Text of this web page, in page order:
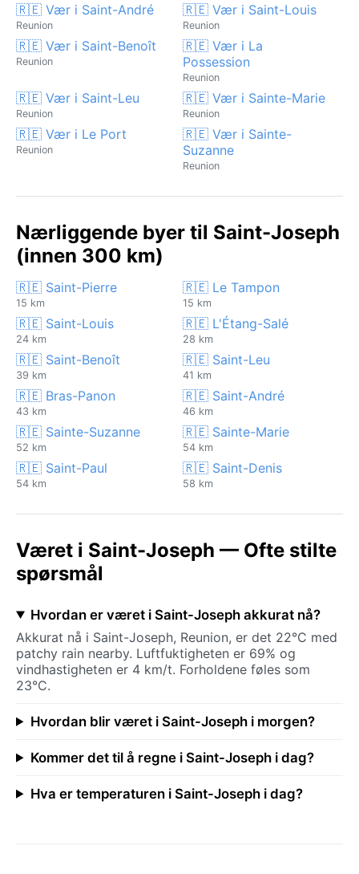
🇷🇪 Vær i Saint-André
Reunion
🇷🇪 Vær i Saint-Louis
Reunion
🇷🇪 Vær i Saint-Benoît
Reunion
🇷🇪 Vær i La
Possession
Reunion
🇷🇪 Vær i Saint-Leu
Reunion
🇷🇪 Vær i Sainte-Marie
Reunion
🇷🇪 Vær i Le Port
Reunion
🇷🇪 Vær i Sainte-
Suzanne
Reunion
Nærliggende byer til Saint-Joseph
(innen 300 km)
🇷🇪 Saint-Pierre
15 km
🇷🇪 Le Tampon
15 km
🇷🇪 Saint-Louis
24 km
🇷🇪 L'Étang-Salé
28 km
🇷🇪 Saint-Benoît
39 km
🇷🇪 Saint-Leu
41 km
🇷🇪 Bras-Panon
43 km
🇷🇪 Saint-André
46 km
🇷🇪 Sainte-Suzanne
52 km
🇷🇪 Sainte-Marie
54 km
🇷🇪 Saint-Paul
54 km
🇷🇪 Saint-Denis
58 km
Været i Saint-Joseph — Ofte stilte
spørsmål
Hvordan er været i Saint-Joseph akkurat nå?
Akkurat nå i Saint-Joseph, Reunion, er det 22°C med
patchy rain nearby. Luftfuktigheten er 69% og
vindhastigheten er 4 km/t. Forholdene føles som
23°C.
Hvordan blir været i Saint-Joseph i morgen?
Kommer det til å regne i Saint-Joseph i dag?
Hva er temperaturen i Saint-Joseph i dag?